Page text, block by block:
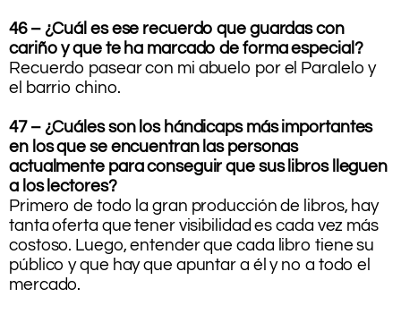
46 – ¿Cuál es ese recuerdo que guardas con
cariño y que te ha marcado de forma especial?
Recuerdo pasear con mi abuelo por el Paralelo y
el barrio chino.
47 – ¿Cuáles son los hándicaps más importantes
en los que se encuentran las personas
actualmente para conseguir que sus libros lleguen
a los lectores?
Primero de todo la gran producción de libros, hay
tanta oferta que tener visibilidad es cada vez más
costoso. Luego, entender que cada libro tiene su
público y que hay que apuntar a él y no a todo el
mercado.